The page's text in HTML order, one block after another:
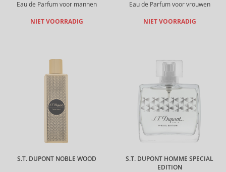
Eau de Parfum voor mannen
NIET VOORRADIG
Eau de Parfum voor vrouwen
NIET VOORRADIG
S.T. DUPONT NOBLE WOOD
S.T. DUPONT HOMME SPECIAL
EDITION